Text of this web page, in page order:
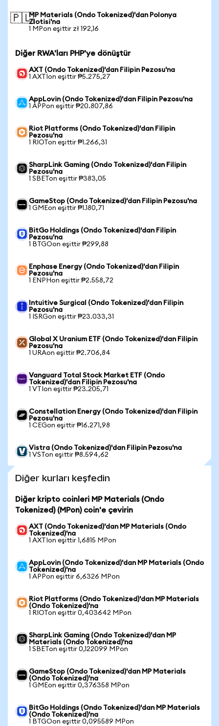
🇵🇱MP Materials (Ondo Tokenized)'dan Polonya
Zlotisi'na
1 MPon eşittir zł 192,16
Diğer RWA'ları PHP'ye dönüştür
AXT (Ondo Tokenized)'dan Filipin Pezosu'na
1 AXTIon eşittir ₱5.275,27
AppLovin (Ondo Tokenized)'dan Filipin Pezosu'na
1 APPon eşittir ₱20.807,86
Riot Platforms (Ondo Tokenized)'dan Filipin
Pezosu'na
1 RIOTon eşittir ₱1.266,31
SharpLink Gaming (Ondo Tokenized)'dan Filipin
Pezosu'na
1 SBETon eşittir ₱383,05
GameStop (Ondo Tokenized)'dan Filipin Pezosu'na
1 GMEon eşittir ₱1.180,71
BitGo Holdings (Ondo Tokenized)'dan Filipin
Pezosu'na
1 BTGOon eşittir ₱299,88
Enphase Energy (Ondo Tokenized)'dan Filipin
Pezosu'na
1 ENPHon eşittir ₱2.558,72
Intuitive Surgical (Ondo Tokenized)'dan Filipin
Pezosu'na
1 ISRGon eşittir ₱23.033,31
Global X Uranium ETF (Ondo Tokenized)'dan Filipin
Pezosu'na
1 URAon eşittir ₱2.706,84
Vanguard Total Stock Market ETF (Ondo
Tokenized)'dan Filipin Pezosu'na
1 VTIon eşittir ₱23.205,71
Constellation Energy (Ondo Tokenized)'dan Filipin
Pezosu'na
1 CEGon eşittir ₱16.271,98
Vistra (Ondo Tokenized)'dan Filipin Pezosu'na
1 VSTon eşittir ₱8.594,62
Diğer kurları keşfedin
Diğer kripto coinleri MP Materials (Ondo
Tokenized) (MPon) coin'e çevirin
AXT (Ondo Tokenized)'dan MP Materials (Ondo
Tokenized)'na
1 AXTIon eşittir 1,6815 MPon
AppLovin (Ondo Tokenized)'dan MP Materials (Ondo
Tokenized)'na
1 APPon eşittir 6,6326 MPon
Riot Platforms (Ondo Tokenized)'dan MP Materials
(Ondo Tokenized)'na
1 RIOTon eşittir 0,403642 MPon
SharpLink Gaming (Ondo Tokenized)'dan MP
Materials (Ondo Tokenized)'na
1 SBETon eşittir 0,122099 MPon
GameStop (Ondo Tokenized)'dan MP Materials
(Ondo Tokenized)'na
1 GMEon eşittir 0,376358 MPon
BitGo Holdings (Ondo Tokenized)'dan MP Materials
(Ondo Tokenized)'na
1 BTGOon eşittir 0,095589 MPon